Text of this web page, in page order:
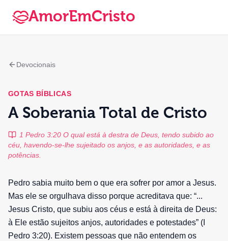
AmorEmCristo
Devocionais
GOTAS BÍBLICAS
A Soberania Total de Cristo
1 Pedro 3:20 O qual está à destra de Deus, tendo subido ao
céu, havendo-se-lhe sujeitado os anjos, e as autoridades, e as
potências.
Pedro sabia muito bem o que era sofrer por amor a Jesus.
Mas ele se orgulhava disso porque acreditava que: “...
Jesus Cristo, que subiu aos céus e está à direita de Deus:
à Ele estão sujeitos anjos, autoridades e potestades” (I
Pedro 3:20). Existem pessoas que não entendem os